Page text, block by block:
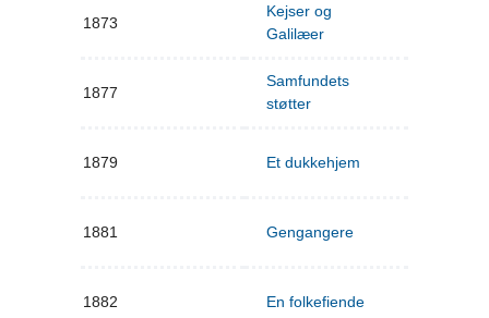
1873
Kejser og
Galilæer
1877
Samfundets
støtter
1879 Et dukkehjem
1881 Gengangere
1882 En folkefiende